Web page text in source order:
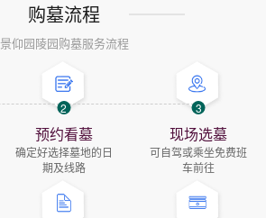
购墓流程
景仰园陵园购墓服务流程
2
预约看墓
确定好选择墓地的日
期及线路
3
现场选墓
可自驾或乘坐免费班
车前往